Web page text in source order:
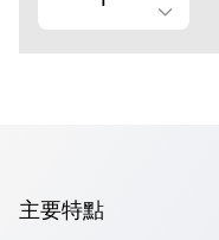
主要特點